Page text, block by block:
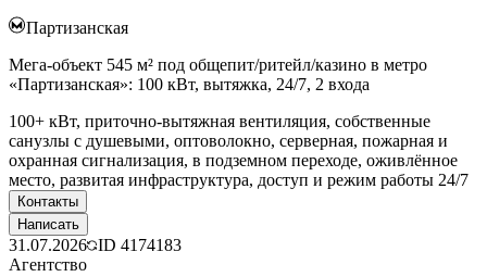
Партизанская
Мега-объект 545 м² под общепит/ритейл/казино в метро
«Партизанская»: 100 кВт, вытяжка, 24/7, 2 входа
100+ кВт, приточно-вытяжная вентиляция, собственные
санузлы с душевыми, оптоволокно, серверная, пожарная и
охранная сигнализация, в подземном переходе, оживлённое
место, развитая инфраструктура, доступ и режим работы 24/7
Контакты
Написать
31.07.2026 ID 4174183
Агентство